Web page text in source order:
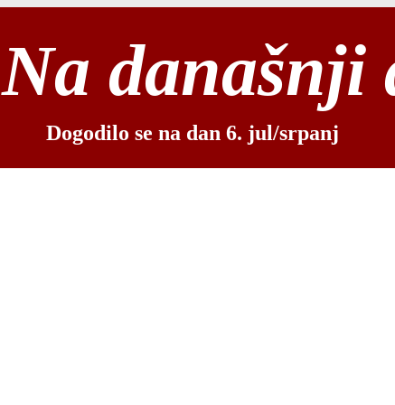
Na današnji
Dogodilo se na dan 6. jul/srpanj